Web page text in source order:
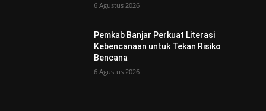
6 Agustus 2026
Pemkab Banjar Perkuat Literasi
Kebencanaan untuk Tekan Risiko
Bencana
6 Agustus 2026